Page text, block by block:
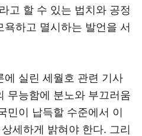
고 할 수 있는 법치와 공정
하고 멸시하는 발언을 서
에 실린 세월호 관련 기사
무능함에 분노와 부끄러움
민이 납득할 수준에서 이
세하게 밝혀야 한다. 그리